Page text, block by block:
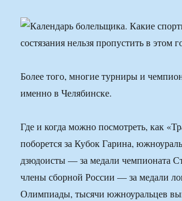
Более того, многие турниры и
именно в Челябинске.
Где и когда можно посмотреть, как
поборется за Кубок Гарина,
дзюдоисты — за медали чемпионата
члены сборной России — за медали
Олимпиады, тысячи южноуральцев